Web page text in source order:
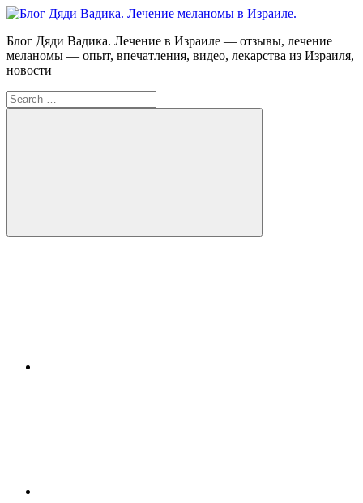
Skip
content
Блог
Дяди
Вадика.
меланомы
в
Блог Дяди Вадика. Лечение в Израиле — отзывы, лечение
меланомы — опыт, впечатления, видео, лекарства из Израиля,
новости
Search
for:
Search